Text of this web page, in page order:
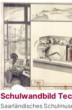
Schulwandbild
Saarländisches